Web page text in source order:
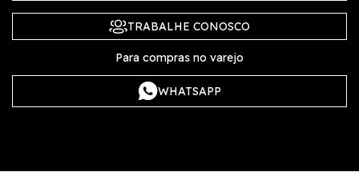
TRABALHE CONOSCO
Para compras no varejo
WHATSAPP